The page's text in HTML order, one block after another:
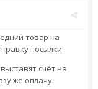
товар на
посылки.
счёт на
же оплачу.